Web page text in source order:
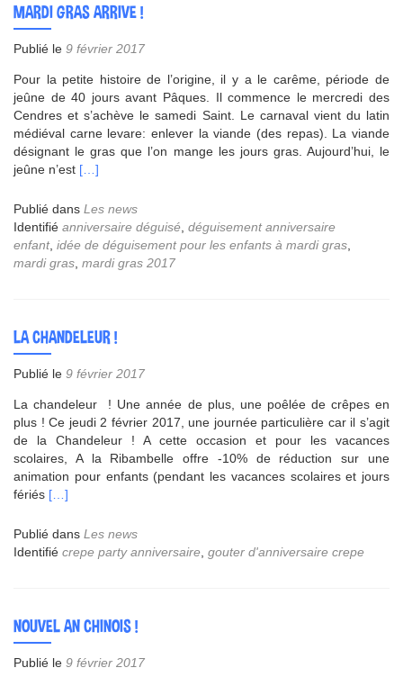
MARDI GRAS ARRIVE !
Publié le 9 février 2017
Pour la petite histoire de l’origine, il y a le carême, période de
jeûne de 40 jours avant Pâques. Il commence le mercredi des
Cendres et s’achève le samedi Saint. Le carnaval vient du latin
médiéval carne levare: enlever la viande (des repas). La viande
désignant le gras que l’on mange les jours gras. Aujourd’hui, le
jeûne n’est En
plus
surMardi
gras
arrive
[…]
Publié dans Les news
Identifié anniversaire déguisé, déguisement anniversaire
enfant, idée de déguisement pour les enfants à mardi gras,
mardi gras, mardi gras 2017
LA CHANDELEUR !
Publié le 9 février 2017
La chandeleur ! Une année de plus, une poêlée de crêpes en
plus ! Ce jeudi 2 février 2017, une journée particulière car il s’agit
de la Chandeleur ! A cette occasion et pour les vacances
scolaires, A la Ribambelle offre -10% de réduction sur une
animation pour enfants (pendant les vacances scolaires et jours
fériés En
plus
surLa
[…]
Publié dans Les news
Identifié crepe party anniversaire, gouter d'anniversaire crepe
NOUVEL AN CHINOIS !
Publié le 9 février 2017